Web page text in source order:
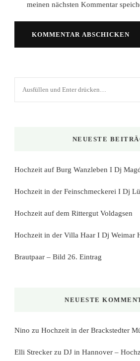
meinen nächsten Kommentar
NEUESTE
Hochzeit auf Burg Wanzleben I Dj
Hochzeit in der Feinschmeckerei I Dj
Hochzeit auf dem Rittergut Voldagsen
Hochzeit in der Villa Haar I Dj Weimar
Brautpaar – Bild 26. Eintrag
NEUESTE
Nino zu Hochzeit in der Brackstedter
Elli Strecker zu DJ in Hannover –